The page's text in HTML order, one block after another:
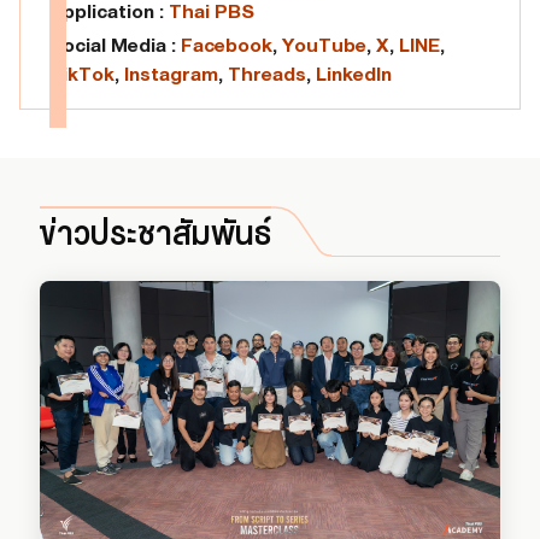
Application : Thai PBS
Social Media : Facebook, YouTube, X, LINE,
TikTok, Instagram, Threads, LinkedIn
ข่าวประชาสัมพันธ์